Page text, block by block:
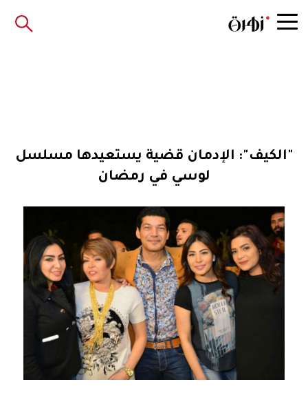
"الكيف": الإدمان قضية يستعيدها مسلسل
لوسي في رمضان